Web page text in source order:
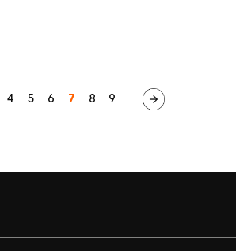
4 5 6 7 8 9